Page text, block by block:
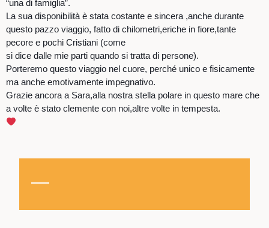
“una di famiglia”.
La sua disponibilità è stata costante e sincera ,anche durante
questo pazzo viaggio, fatto di chilometri,eriche in fiore,tante
pecore e pochi Cristiani (come
si dice dalle mie parti quando si tratta di persone).
Porteremo questo viaggio nel cuore, perché unico e fisicamente
ma anche emotivamente impegnativo.
Grazie ancora a Sara,alla nostra stella polare in questo mare che
a volte è stato clemente con noi,altre volte in tempesta.